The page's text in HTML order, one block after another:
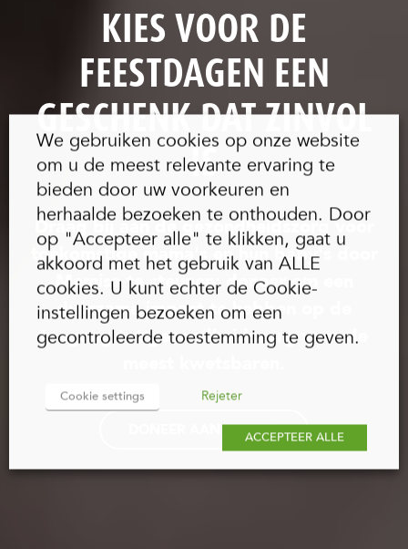
KIES VOOR DE
FEESTDAGEN EEN
GESCHENK DAT ZINVOL
IS
Draag bij aan de gezondheidszorg voor
toekomstige mama's en hun baby's door
Memisa te steunen: doneer om een
duurzame impact te hebben op de
toegang tot gezondheidszorg voor de
DONEER AAN MEMISA
We gebruiken cookies op onze website
om u de meest relevante ervaring te
bieden door uw voorkeuren en
herhaalde bezoeken te onthouden. Door
op "Accepteer alle" te klikken, gaat u
akkoord met het gebruik van ALLE
cookies. U kunt echter de Cookie-
instellingen bezoeken om een
gecontroleerde toestemming te geven.
Cookie settings Rejeter
ACCEPTEER ALLE